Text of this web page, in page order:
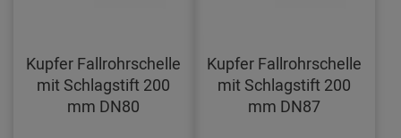
Kupfer Fallrohrschelle
mit Schlagstift 200
mm DN80
Kupfer Fallrohrschelle
mit Schlagstift 200
mm DN87